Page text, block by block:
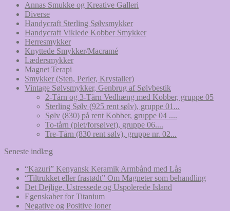
Annas Smukke og Kreative Galleri
Diverse
Handycraft Sterling Sølvsmykker
Handycraft Viklede Kobber Smykker
Herresmykker
Knyttede Smykker/Macramé
Lædersmykker
Magnet Terapi
Smykker (Sten, Perler, Krystaller)
Vintage Sølvsmykker, Genbrug af Sølvbestik
2-Tårn og 3-Tårn Vedhæng med Kobber, gruppe 05
Sterling Sølv (925 rent sølv), gruppe 01...
Sølv (830) på rent Kobber, gruppe 04 ....
To-tårn (plet/forsølvet), gruppe 06....
Tre-Tårn (830 rent sølv), gruppe nr. 02...
Seneste indlæg
“Kazuri” Kenyansk Keramik Armbånd med Lås
“Tiltrukket eller frastødt” Om Magneter som behandling
Det Dejlige, Ustressede og Uspolerede Island
Egenskaber for Titanium
Negative og Positive Ioner